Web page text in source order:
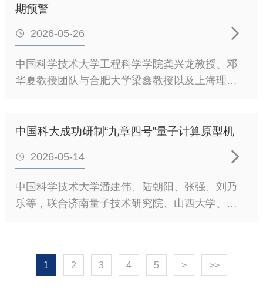
辑策略。该策略采
与射电波段已实现的地球尺度干涉阵列形成鲜明
对比。量子中继与量子网络技术为这一问题的解
决提供了新的思路。量子中继可以生成量子存储
器间的远距离纠缠，将望远镜收集到的星光与量
子存储器的输出光场进行干涉，即可避免星光远
天文观测成为可能。中国科大潘建伟团队长期在
冷原子量子中继方向开展研究，掌握了长寿命高
效率量子存储、基于里德堡的确定性纠缠等多项
关键技术，近年来持续在
题，发表在国际知名物理学期刊《物理评论快
报》上。反铁磁材料因具有零净磁矩、抗外磁场
干扰和超快动力学等特点，被认为是发展新型自
旋电子学器件的重要平台。然而，如何有效操控
和探测反铁磁Néel矢量仍是该领域的关键难题。
针对这一问题，研究团队提出了一种新的非线性
研究发现，其内禀贡献来源于自旋空间贝里曲率
偶极矩，外禀贡献来源于自旋空间量子度量偶极
矩，从而揭示了该效应的量子几何起源。图：非
线性磁电Edelstein效应在反铁磁自旋电子学中的
作用示意图。进一步的研究表明，在宇称-时间对
力矩，实现对反铁磁序的操控；而外禀贡献则可
用于探测Néel矢量翻转。以CuMnAs为例，
期预警
 2026-05-26 
中国科学技术大学工程科学学院龚兴龙教授、邓
华夏教授团队与合肥大学梁鑫教授以及上海理工
征自感知能力的隔膜，在不影响电池电化学性能
测，同时实现了对复杂机械工况的精准识别，并
能够在锂盐分解阶段捕获异常信号，实现热失控
的早期预警。相关成果
以
汽车与储能系统的快速普及，动力电池在实际运
行过程中面临更加复杂的服役环境，其安全问题
中国科大成功研制“九章四号”量子计算原型机
 2026-05-14 
中国科学技术大学潘建伟、陆朝阳、张强、刘乃
乐等，联合济南量子技术研究院、山西大学、清
制出1024个量子压缩态输入8176模式的可编程量
子计算原型机“九章四号”，首次操纵和探测高达
1 2 3 4 5 > >>